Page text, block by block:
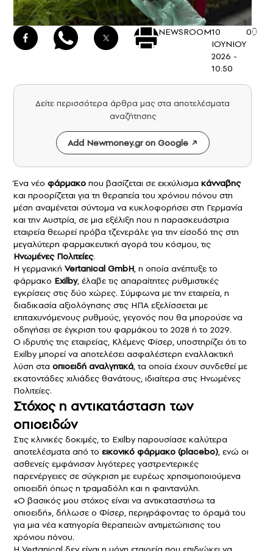
NEWSROOM10
ΙΟΥΝΙΟΥ
2026 -
10:50
0
Δείτε περισσότερα άρθρα μας στα αποτελέσματα
αναζήτησης
Add Newmoney.gr on Google
Ένα νέο φάρμακο που βασίζεται σε εκχύλισμα κάνναβης
και προορίζεται για τη θεραπεία του χρόνιου πόνου στη
μέση αναμένεται σύντομα να κυκλοφορήσει στη Γερμανία
και την Αυστρία, σε μια εξέλιξη που η παρασκευάστρια
εταιρεία θεωρεί πρόβα τζενεράλε για την είσοδό της στη
μεγαλύτερη φαρμακευτική αγορά του κόσμου, τις
Ηνωμένες Πολιτείες.
Η γερμανική Vertanical GmbH, η οποία ανέπτυξε το
φάρμακο Exilby, έλαβε τις απαραίτητες ρυθμιστικές
εγκρίσεις στις δύο χώρες. Σύμφωνα με την εταιρεία, η
διαδικασία αξιολόγησης στις ΗΠΑ εξελίσσεται με
επιταχυνόμενους ρυθμούς, γεγονός που θα μπορούσε να
οδηγήσει σε έγκριση του φαρμάκου το 2028 ή το 2029.
Ο ιδρυτής της εταιρείας, Κλέμενς Φίσερ, υποστηρίζει ότι το
Exilby μπορεί να αποτελέσει ασφαλέστερη εναλλακτική
λύση στα οπιοειδή αναλγητικά, τα οποία έχουν συνδεθεί με
εκατοντάδες χιλιάδες θανάτους, ιδιαίτερα στις Ηνωμένες
Πολιτείες.
Στόχος η αντικατάσταση των
οπιοειδών
Στις κλινικές δοκιμές, το Exilby παρουσίασε καλύτερα
αποτελέσματα από το εικονικό φάρμακο (placebo), ενώ οι
ασθενείς εμφάνισαν λιγότερες γαστρεντερικές
παρενέργειες σε σύγκριση με ευρέως χρησιμοποιούμενα
οπιοειδή όπως η τραμαδόλη και η φαιντανύλη.
«Ο βασικός μου στόχος είναι να αντικαταστήσω τα
οπιοειδή», δήλωσε ο Φίσερ, περιγράφοντας το όραμά του
για μια νέα κατηγορία θεραπειών αντιμετώπισης του
χρόνιου πόνου.